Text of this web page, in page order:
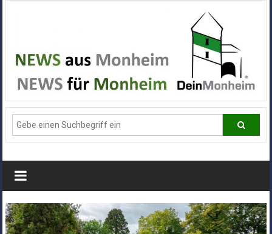
Alle
News
aus
Deiner
Stadt
Monheim